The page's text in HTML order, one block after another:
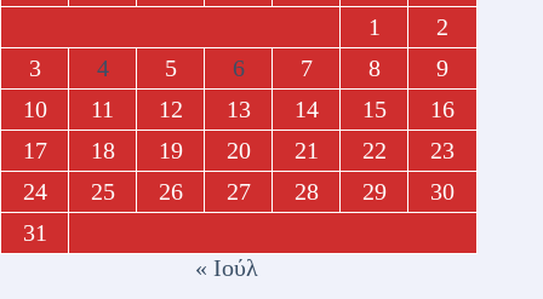
1
2
3
4 5 6 7 8
9
10
11 12 13 14 15
16
17
18 19 20 21 22
23
24
25 26 27 28 29
30
31
« Ιούλ